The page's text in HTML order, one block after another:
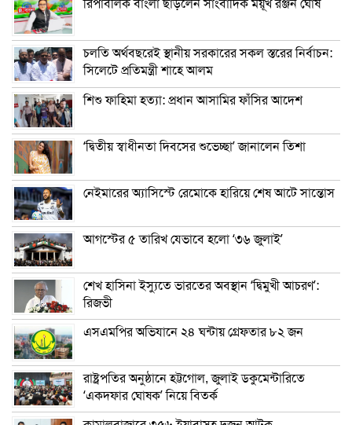
রিপাবলিক বাংলা ছাড়লেন সাংবাদিক ময়ূখ রঞ্জন ঘোষ
চলতি অর্থবছরেই স্থানীয় সরকারের সকল স্তরের নির্বাচন:
সিলেটে প্রতিমন্ত্রী শাহে আলম
শিশু ফাহিমা হত্যা: প্রধান আসামির ফাঁসির আদেশ
‘দ্বিতীয় স্বাধীনতা দিবসের শুভেচ্ছা’ জানালেন তিশা
নেইমারের অ্যাসিস্টে রেমোকে হারিয়ে শেষ আটে সান্তোস
আগস্টের ৫ তারিখ যেভাবে হলো ‘৩৬ জুলাই’
শেখ হাসিনা ইস্যুতে ভারতের অবস্থান ‘দ্বিমুখী আচরণ’:
রিজভী
এসএমপির অভিযানে ২৪ ঘন্টায় গ্রেফতার ৮২ জন
রাষ্ট্রপতির অনুষ্ঠানে হট্টগোল, জুলাই ডকুমেন্টারিতে
‘একদফার ঘোষক’ নিয়ে বিতর্ক